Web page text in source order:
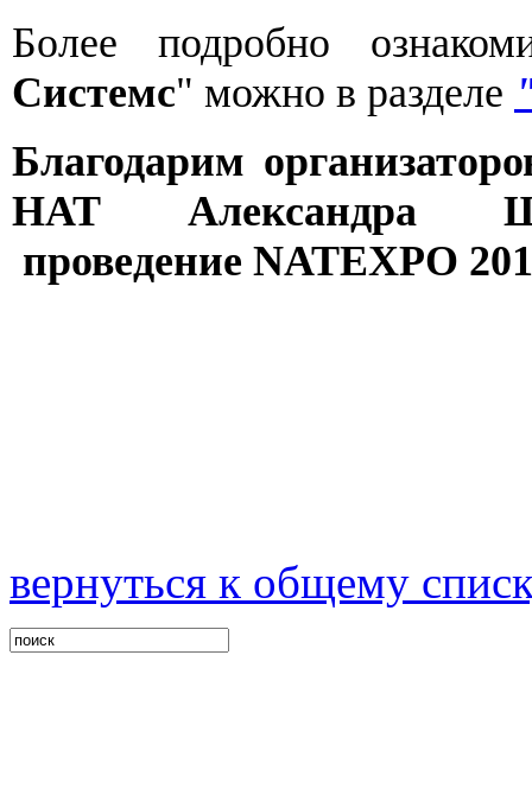
Более подробно
Системс" можно в разделе
Благодарим
НАТ Александра
проведение NATEXPO
вернуться к общему